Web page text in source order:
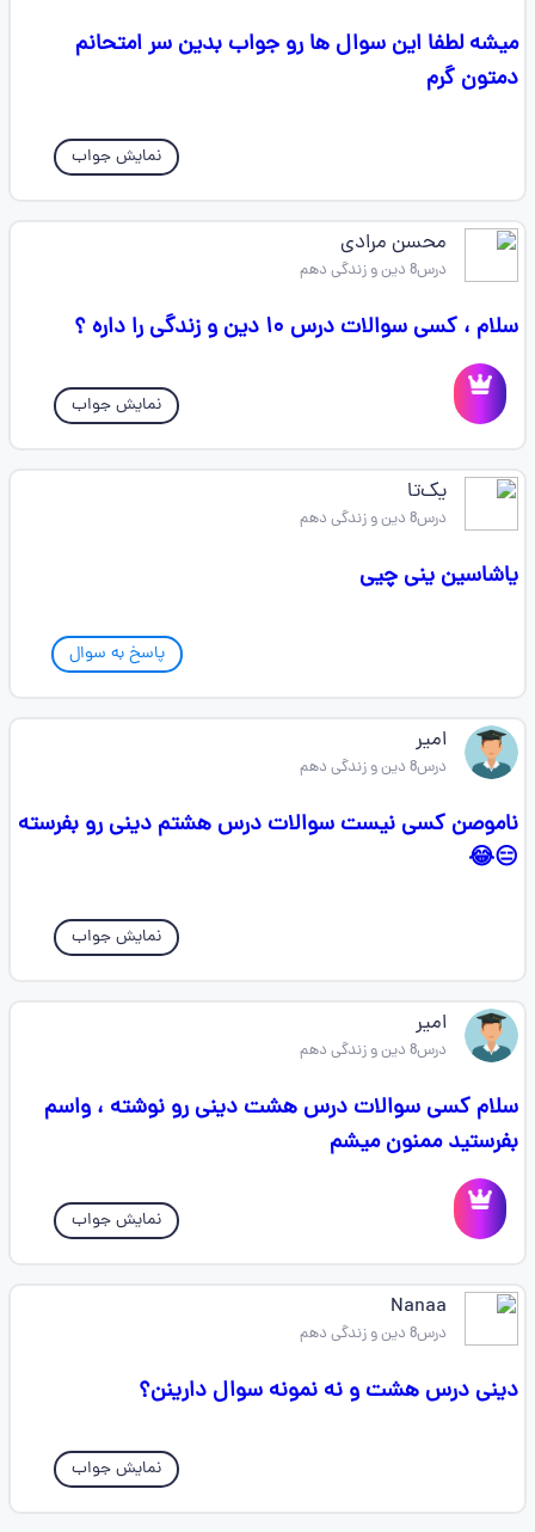
میشه لطفا این سوال ها رو جواب بدین سر امتحانم
دمتون گرم
نمایش جواب
محسن مرادی
درس8 دین و زندگی دهم
سلام ، کسی سوالات درس ۱۰ دین و زندگی را داره ؟
نمایش جواب
یک‌تا
درس8 دین و زندگی دهم
یاشاسین ینی چیی
پاسخ به سوال
امیر
درس8 دین و زندگی دهم
ناموصن کسی نیست سوالات درس هشتم دینی رو بفرسته
😑😂
نمایش جواب
امیر
درس8 دین و زندگی دهم
سلام کسی سوالات درس هشت دینی رو نوشته ، واسم
بفرستید ممنون میشم
نمایش جواب
Nanaa
درس8 دین و زندگی دهم
دینی درس هشت و نه نمونه سوال دارینن؟
نمایش جواب